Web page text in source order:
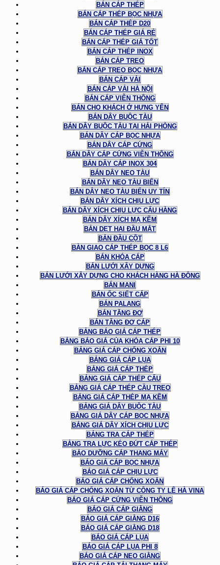
BÁN CÁP THÉP
BÁN CÁP THÉP BỌC NHỰA
BÁN CÁP THÉP D20
BÁN CÁP THÉP GIÁ RẺ
BÁN CÁP THÉP GIÁ TỐT
BÁN CÁP THÉP INOX
BÁN CÁP TREO
BÁN CÁP TREO BỌC NHỰA
BÁN CÁP VẢI
BÁN CÁP VẢI HÀ NỘI
BÁN CÁP VIỄN THÔNG
BÁN CHO KHÁCH Ở HƯNG YÊN
BÁN DÂY BUỘC TÀU
BÁN DÂY BUỘC TÀU TẠI HẢI PHÒNG
BÁN DÂY CÁP BỌC NHỰA
BÁN DÂY CÁP CỨNG
BÁN DÂY CÁP CỨNG VIỄN THÔNG
BÁN DÂY CÁP INOX 304
BÁN DÂY NEO TÀU
BÁN DÂY NEO TÀU BIỂN
BÁN DÂY NEO TÀU BIỂN UY TÍN
BÁN DÂY XÍCH CHỊU LỰC
BÁN DÂY XÍCH CHỊU LỰC CẨU HÀNG
BÁN DÂY XÍCH MẠ KẼM
BẢN DẸT HAI ĐẦU MẮT
BẢN ĐẦU CỘT
BÀN GIAO CÁP THÉP BỌC 8 L6
BÁN KHÓA CÁP
BÁN LƯỚI XÂY DỰNG
BÁN LƯỚI XÂY DỰNG CHO KHÁCH HÀNG HÀ ĐÔNG
BÁN MANI
BÁN ỐC SIẾT CÁP
BÁN PALANG
BÁN TĂNG ĐƠ
BÁN TĂNG ĐƠ CÁP
BẢNG BÁO GIÁ CÁP THÉP
BẢNG BÁO GIÁ CỦA KHÓA CÁP PHI 10
BẢNG GIÁ CÁP CHỐNG XOẮN
BẢNG GIÁ CÁP LỤA
BẢNG GIÁ CÁP THÉP
BẢNG GIÁ CÁP THÉP CẨU
BẢNG GIÁ CÁP THÉP CẦU TREO
BẢNG GIÁ CÁP THÉP MẠ KẼM
BẢNG GIÁ DÂY BUỘC TÀU
BẢNG GIÁ DÂY CÁP BỌC NHỰA
BẢNG GIÁ DÂY XÍCH CHỊU LỰC
BẢNG TRA CÁP THÉP
BẢNG TRA LỰC KÉO ĐỨT CÁP THÉP
BẢO DƯỠNG CÁP THANG MÁY
BÁO GIÁ CÁP BỌC NHỰA
BÁO GIÁ CÁP CHỊU LỰC
BÁO GIÁ CÁP CHỐNG XOẮN
BÁO GIÁ CÁP CHỐNG XOẮN TỪ CÔNG TY LÊ HÀ VINA
BÁO GIÁ CÁP CỨNG VIỄN THÔNG
BÁO GIÁ CÁP GIẰNG
BÁO GIÁ CÁP GIẰNG D16
BÁO GIÁ CÁP GIẰNG D18
BÁO GIÁ CÁP LỤA
BÁO GIÁ CÁP LỤA PHI 8
BÁO GIÁ CÁP NEO GIẰNG